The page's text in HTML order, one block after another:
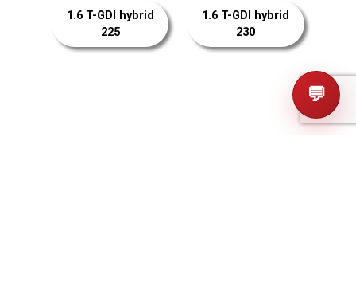
1.6 T-GDI hybrid
225
1.6 T-GDI hybrid
230
💬